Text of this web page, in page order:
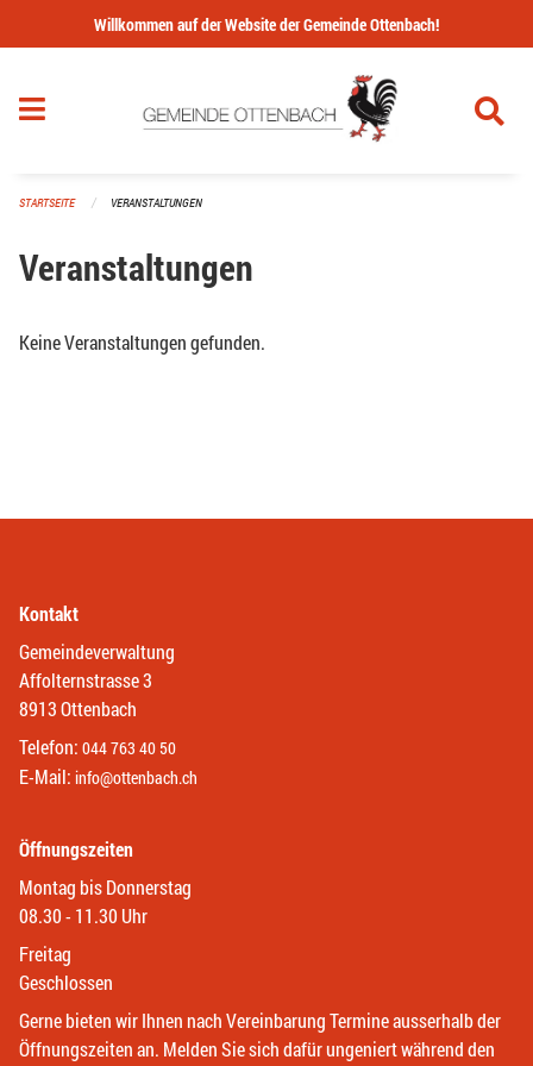
Navigation überspringen
Willkommen auf der Website der Gemeinde Ottenbach!
STARTSEITE VERANSTALTUNGEN
Veranstaltungen
Keine Veranstaltungen gefunden.
Kontakt
Gemeindeverwaltung
Affolternstrasse 3
8913 Ottenbach
Telefon: 044 763 40 50
E-Mail: info@ottenbach.ch
Öffnungszeiten
Montag bis Donnerstag
08.30 - 11.30 Uhr
Freitag
Geschlossen
Gerne bieten wir Ihnen nach Vereinbarung Termine ausserhalb der
Öffnungszeiten an. Melden Sie sich dafür ungeniert während den